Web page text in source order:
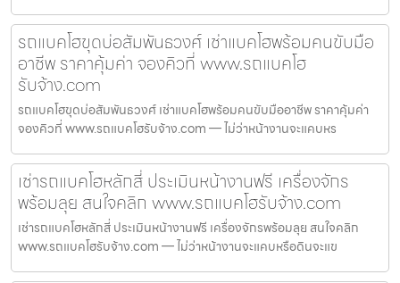
รถแบคโฮขุดบ่อสัมพันธวงศ์ เช่าแบคโฮพร้อมคนขับมือ
อาชีพ ราคาคุ้มค่า จองคิวที่ www.รถแบคโฮ
รับจ้าง.com
รถแบคโฮขุดบ่อสัมพันธวงศ์ เช่าแบคโฮพร้อมคนขับมืออาชีพ ราคาคุ้มค่า
จองคิวที่ www.รถแบคโฮรับจ้าง.com — ไม่ว่าหน้างานจะแคบหร
เช่ารถแบคโฮหลักสี่ ประเมินหน้างานฟรี เครื่องจักร
พร้อมลุย สนใจคลิก www.รถแบคโฮรับจ้าง.com
เช่ารถแบคโฮหลักสี่ ประเมินหน้างานฟรี เครื่องจักรพร้อมลุย สนใจคลิก
www.รถแบคโฮรับจ้าง.com — ไม่ว่าหน้างานจะแคบหรือดินจะแข